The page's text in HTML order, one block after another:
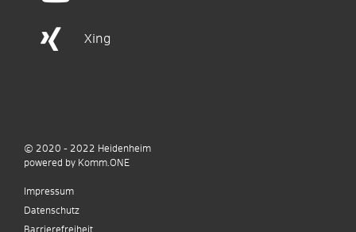
Xing
© 2020 - 2022 Heidenheim
powered by Komm.ONE
Impressum
Datenschutz